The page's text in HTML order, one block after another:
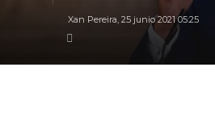
Xan Pereira, 25 junio 2021 05:25